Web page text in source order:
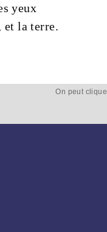
yeux
et laterre.
On peut